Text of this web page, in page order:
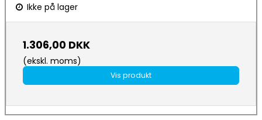
Ikke på lager
1.306,00 DKK
(ekskl. moms)
Vis produkt